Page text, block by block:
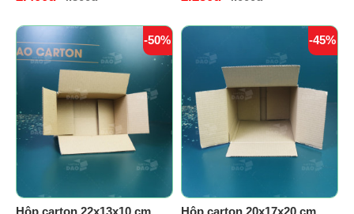
-50%
Hộp carton 22x13x10 cm
-45%
Hộp carton 20x17x20 cm